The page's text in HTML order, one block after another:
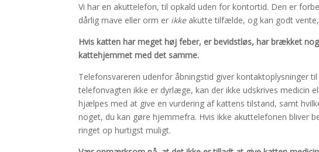
Vi har en akuttelefon, til opkald uden for kontortid. Den er
dårlig mave eller orm er ikkeakutte tilfælde, og kan godt
Hvis katten har meget høj feber, er bevidstløs, har brækket
kattehjemmet med det samme.
Telefonsvareren udenfor åbningstid giver kontaktoplysninger
telefonvagten ikke er dyrlæge, kan der ikke udskrives medicin
hjælpes med at give en vurdering af kattens tilstand, samt
noget, du kan gøre hjemmefra. Hvis ikke akuttelefonen bliver
ringet op hurtigst muligt.